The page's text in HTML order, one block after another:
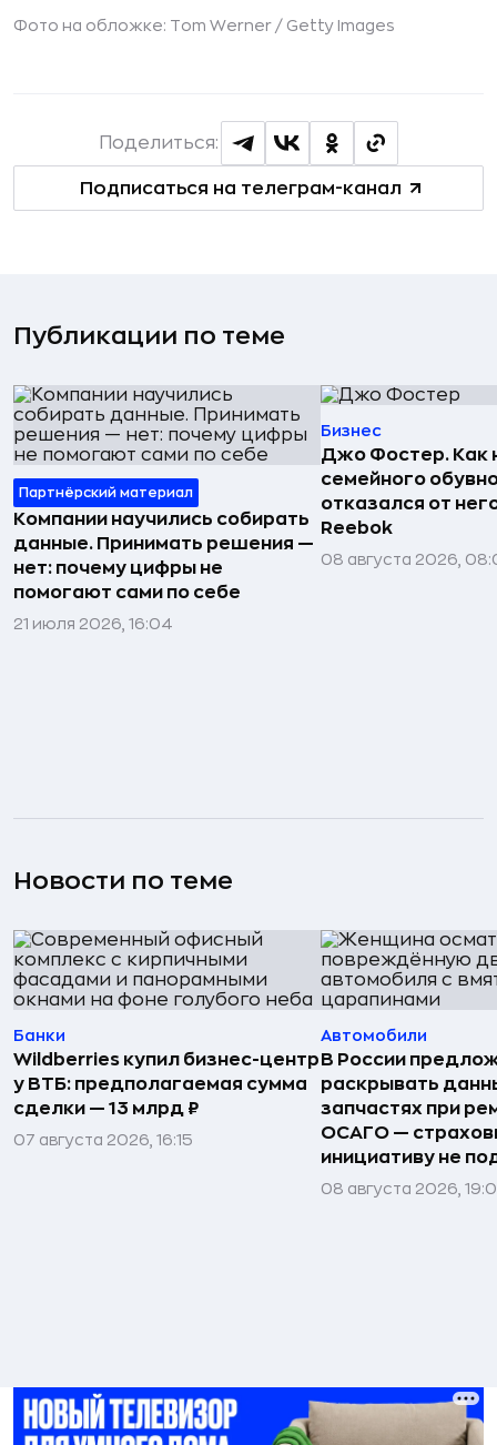
Фото на обложке: Tom Werner / Getty Images
Подписаться на телеграм-канал
Поделиться:
Публикации по теме
Партнёрский материал
Компании научились собирать
данные. Принимать решения —
нет: почему цифры не
помогают сами по себе
21 июля 2026, 16:04
Бизнес
Джо Фостер. Как
семейного
отказался от
Reebok
08 августа 2026,
Новости по теме
Банки
Wildberries купил бизнес-центр
у ВТБ: предполагаемая сумма
сделки — 13 млрд ₽
07 августа 2026, 16:15
Автомобили
В России
раскрывать
запчастях при
ОСАГО —
инициативу не
08 августа 2026,